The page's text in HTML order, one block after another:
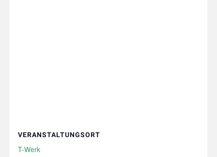
VERANSTALTUNGSORT
T-Werk